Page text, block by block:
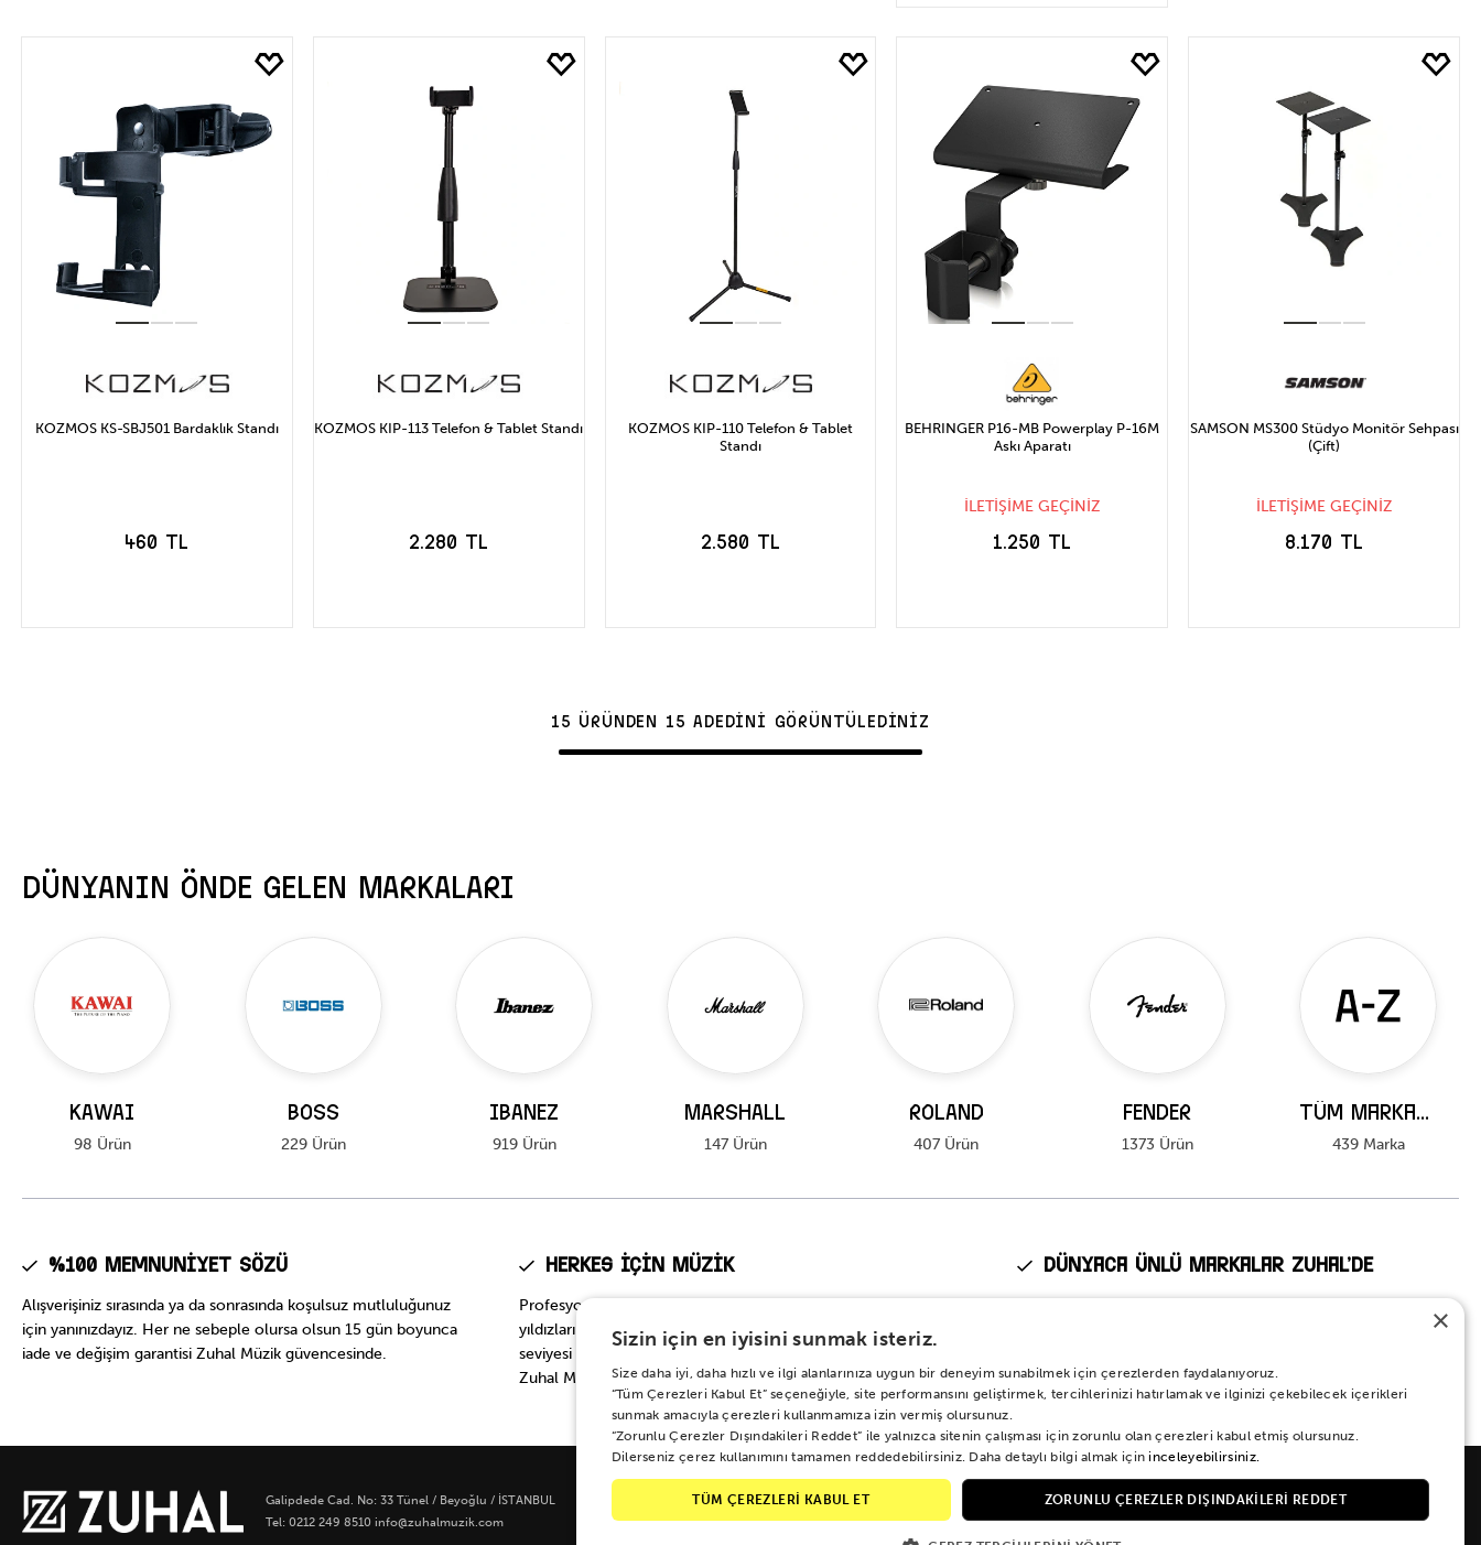
SEPETE EKLE
KOZMOS KS-SBJ501 Bardaklık Standı
460 TL
KOZMOS KIP-113 Telefon & Tablet Standı
2.280 TL
KOZMOS KIP-110 Telefon & Tablet
Standı
2.580 TL
BEHRINGER P16-MB Powerplay P-16M
Askı Aparatı
İLETİŞİME GEÇİNİZ
1.250 TL
SAMSON MS300 Stüdyo Monitör Sehpası
(Çift)
İLETİŞİME GEÇİNİZ
8.170 TL
15 ÜRÜNDEN 15 ADEDİNİ GÖRÜNTÜLEDİNİZ
DÜNYANIN ÖNDE GELEN MARKALARI
KAWAI
98 Ürün
BOSS
229 Ürün
IBANEZ
919 Ürün
MARSHALL
147 Ürün
ROLAND
407 Ürün
FENDER
1373 Ürün
Tüm Markalar
439 Marka
%100 Memnuniyet Sözü
Alışverişiniz sırasında ya da sonrasında koşulsuz mutluluğunuz
için yanınızdayız. Her ne sebeple olursa olsun 15 gün boyunca
iade ve değişim garantisi Zuhal Müzik güvencesinde.
Herkes için Müzik
Profesyonel seviyeden başlangıç seviyesine, müzik dünyasının
yıldızlarının tercih ettiği en prestijli modellerden başlangıç
seviyesi için en doğru seçeneklere… Onbinlerce enstrüman
Zuhal Müzik’te.
Dünyaca Ünlü Markalar Zuhal’de
prestijli markalarının Türkiye’deki tek yetkili distribütörü Zuhal
Galipdede Cad. No: 33 Tünel / Beyoğlu / İSTANBUL
Tel: 0212 249 8510 info@zuhalmuzik.com
×
Sizin için en iyisini sunmak isteriz.
Size daha iyi, daha hızlı ve ilgi alanlarınıza uygun bir deneyim sunabilmek için çerezlerden faydalanıyoruz.
“Tüm Çerezleri Kabul Et” seçeneğiyle, site performansını geliştirmek, tercihlerinizi hatırlamak ve ilginizi çekebilecek içerikleri
sunmak amacıyla çerezleri kullanmamıza izin vermiş olursunuz.
“Zorunlu Çerezler Dışındakileri Reddet” ile yalnızca sitenin çalışması için zorunlu olan çerezleri kabul etmiş olursunuz.
Dilerseniz çerez kullanımını tamamen reddedebilirsiniz. Daha detaylı bilgi almak içininceleyebilirsiniz.
TÜM ÇEREZLERİ KABUL ET ZORUNLU ÇEREZLER DIŞINDAKILERI REDDET